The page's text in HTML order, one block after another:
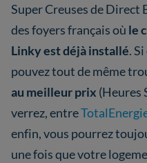
Super Creuses de Direct
des foyers français où le
Linky est déjà installé.
pouvez tout de même
au meilleur prix (Heures
verrez, entre
enfin, vous pourrez
une fois que votre